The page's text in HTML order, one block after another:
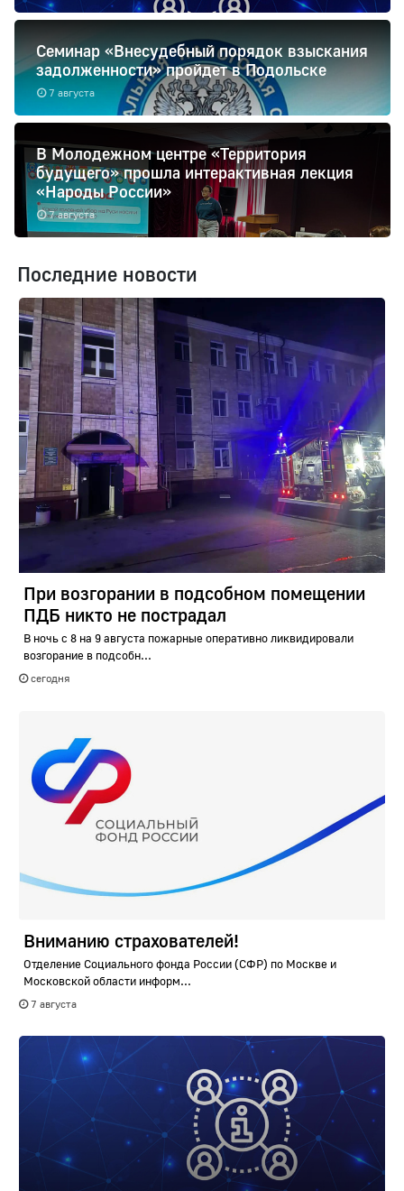
7 августа
Семинар «Внесудебный порядок взыскания
задолженности» пройдет в Подольске
7 августа
В Молодежном центре «Территория
будущего» прошла интерактивная лекция
«Народы России»
Последние новости
При возгорании в подсобном помещении
ПДБ никто не пострадал
В ночь с 8 на 9 августа пожарные оперативно ликвидировали
возгорание в подсобн...
сегодня
Вниманию страхователей!
Отделение Социального фонда России (СФР) по Москве и
Московской области информ...
7 августа